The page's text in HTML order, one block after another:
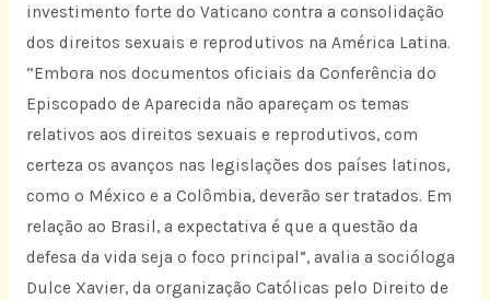
investimento forte do Vaticano contra a consolidação
dos direitos sexuais e reprodutivos na América Latina.
“Embora nos documentos oficiais da Conferência do
Episcopado de Aparecida não apareçam os temas
relativos aos direitos sexuais e reprodutivos, com
certeza os avanços nas legislações dos países latinos,
como o México e a Colômbia, deverão ser tratados. Em
relação ao Brasil, a expectativa é que a questão da
defesa da vida seja o foco principal”, avalia a socióloga
Dulce Xavier, da organização Católicas pelo Direito de